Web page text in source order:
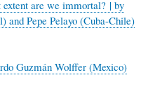
are we immortal? | by
and Pepe Pelayo (Cuba-Chile)
Guzmán Wolffer (Mexico)